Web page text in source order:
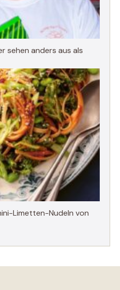
sehen anders aus als
Limetten-Nudeln von